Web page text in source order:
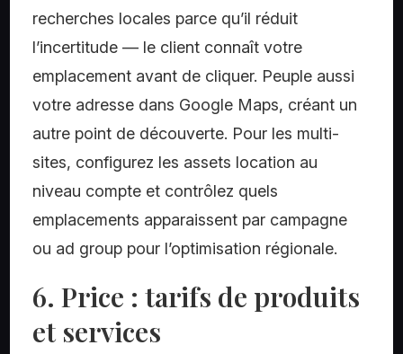
recherches locales parce qu’il réduit
l’incertitude — le client connaît votre
emplacement avant de cliquer. Peuple aussi
votre adresse dans Google Maps, créant un
autre point de découverte. Pour les multi-
sites, configurez les assets location au
niveau compte et contrôlez quels
emplacements apparaissent par campagne
ou ad group pour l’optimisation régionale.
6. Price : tarifs de produits
et services